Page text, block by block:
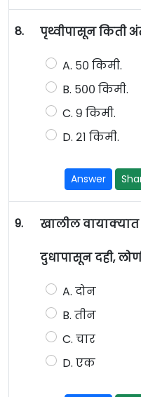
8. पृथ्वीपासून किती
A. ५० किमी.
B. ५०० किमी.
C. ९ किमी.
D. २१ किमी.
Answer
9. खालील
दुधापासून दही,
A. दोन
B. तीन
C. चार
D. एक